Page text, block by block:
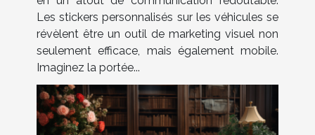
Les stickers personnalisés sur les véhicules se
révèlent être un outil de marketing visuel non
seulement efficace, mais également mobile.
Imaginez la portée...